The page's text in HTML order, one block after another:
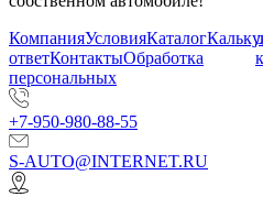
КомпанияУсловияКаталог
ответКонтактыОбработка
персональных
+7-950-980-88-55
S-AUTO@INTERNET.RU